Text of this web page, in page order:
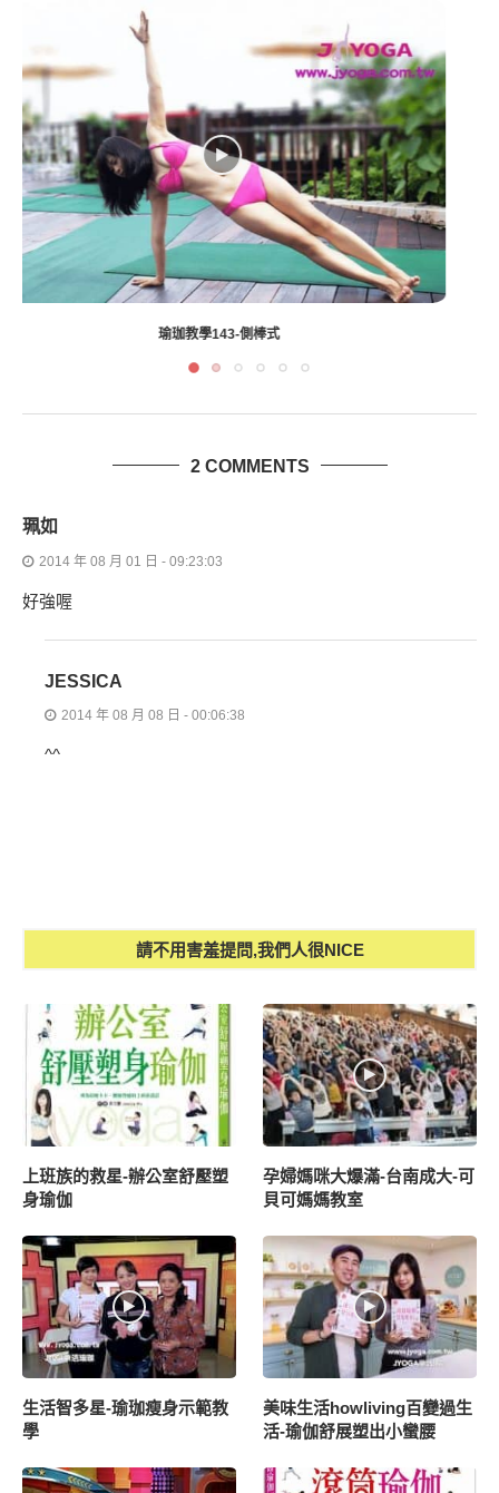
孕婦&產後瑜珈講座
2 COMMENTS
珮如
2014 年 08 月 01 日 - 09:23:03
好強喔
JESSICA
2014 年 08 月 08 日 - 00:06:38
^^
請不用害羞提問,我們人很NICE
上班族的救星-辦公室舒壓塑
身瑜伽
孕婦媽咪大爆滿-台南成大-可
貝可媽媽教室
生活智多星-瑜珈瘦身示範教
學
美味生活howliving百變過生
活-瑜伽舒展塑出小蠻腰